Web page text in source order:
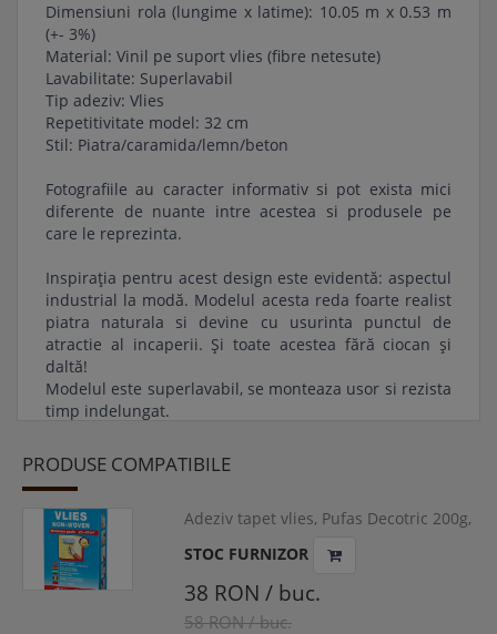
Dimensiuni rola (lungime x latime): 10.05 m x 0.53 m
(+- 3%)
Material: Vinil pe suport vlies (fibre netesute)
Lavabilitate: Superlavabil
Tip adeziv: Vlies
Repetitivitate model: 32 cm
Stil: Piatra/caramida/lemn/beton
Fotografiile au caracter informativ si pot exista mici
diferente de nuante intre acestea si produsele pe
care le reprezinta.
Inspirația pentru acest design este evidentă: aspectul
industrial la modă. Modelul acesta reda foarte realist
piatra naturala si devine cu usurinta punctul de
atractie al incaperii. Și toate acestea fără ciocan și
daltă!
Modelul este superlavabil, se monteaza usor si rezista
timp indelungat.
Termen de livrare: 24 - 48 ore in limita stocului
disponibil
PRODUSE COMPATIBILE
Adeziv tapet vlies, Pufas Decotric 200g,
STOC FURNIZOR
38 RON / buc.
58 RON / buc.